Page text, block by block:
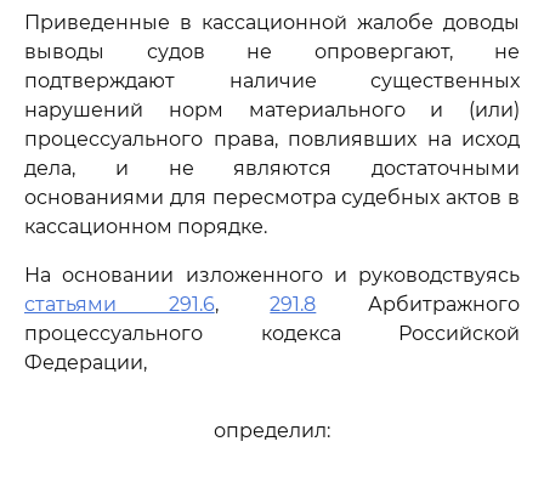
Приведенные в кассационной жалобе доводы
выводы судов не опровергают, не
подтверждают наличие существенных
нарушений норм материального и (или)
процессуального права, повлиявших на исход
дела, и не являются достаточными
основаниями для пересмотра судебных актов в
кассационном порядке.
На основании изложенного и руководствуясь
статьями 291.6,291.8 Арбитражного
процессуального кодекса Российской
Федерации,
определил: